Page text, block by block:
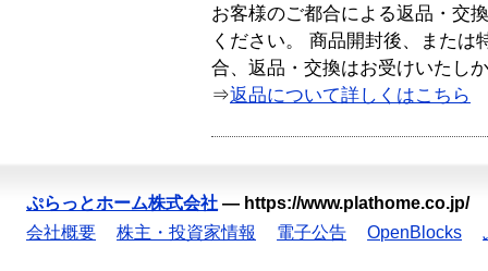
お客様のご都合による返品・交
ください。 商品開封後、または
合、返品・交換はお受けいたし
⇒返品について詳しくはこちら
ぷらっとホーム株式会社 — https://www.plathome.co.jp/
会社概要
株主・投資家情報 電子公告 OpenBlocks